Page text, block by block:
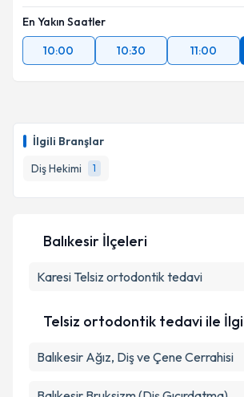
İlgili Branşlar
Diş Hekimi
1
En Yakın Saatler
10:00
10:30 11:00
Balıkesir İlçeleri
Karesi Telsiz ortodontik tedavi
Telsiz ortodontik tedavi ile
Balıkesir Ağız, Diş ve Çene Cerrahisi